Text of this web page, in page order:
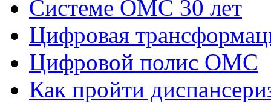
Системе ОМС 30 лет
Цифровая
Цифровой полис ОМС
Как пройти